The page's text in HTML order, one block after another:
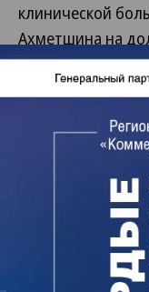
клинической
Ахметшина на
Башкирии. В
Тагира
Решение о
депутата
представлению
Рустэм
Башкирский